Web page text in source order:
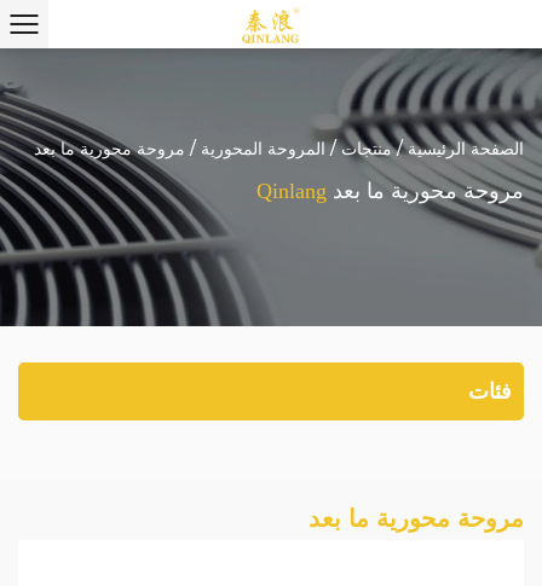
الصفحة الرئيسية/منتجات/المروحة المحورية / مروحة محورية ما بعد
مروحة محورية ما بعد Qinlang
فئات
مروحة محورية ما بعد